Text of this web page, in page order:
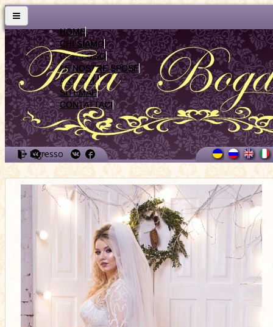
HOME
CHI SIAMO
CATALOGO
LE NOSTRE SPOSE
ARTICOLI
SITEMAP
CONTATTACI
Ingresso